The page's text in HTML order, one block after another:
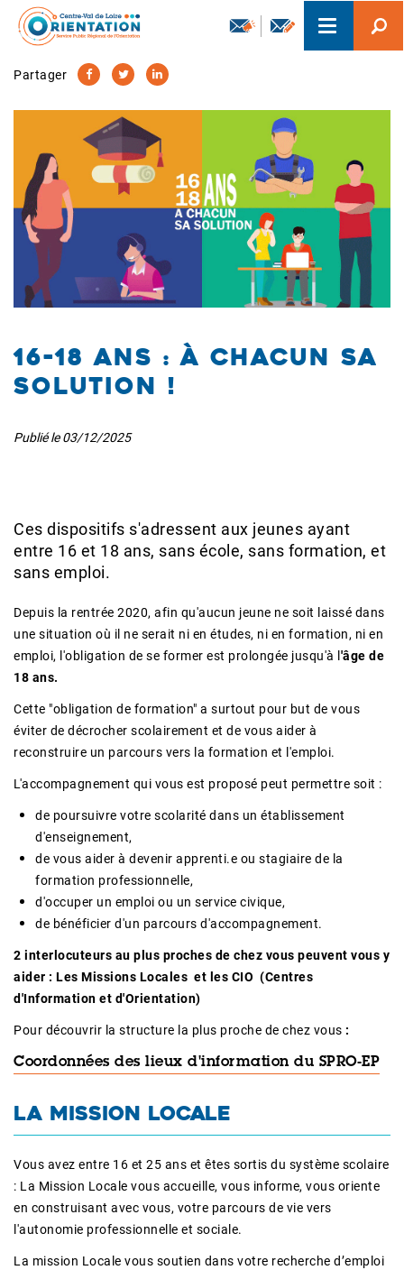
Aller
contenu
principal
Toggle
navigation
Partager
16-18 ans : à chacun sa
solution !
Publié le03/12/2025
Ces dispositifs s'adressent aux jeunes ayant
entre 16 et 18 ans, sans école, sans formation, et
sans emploi.
Depuis la rentrée 2020, afin qu'aucun jeune ne soit laissé dans
une situation où il ne serait ni en études, ni en formation, ni en
emploi, l'obligation de se former est prolongée jusqu'à l 'âge de
18 ans.
Cette "obligation de formation" a surtout pour but de vous
éviter de décrocher scolairement et de vous aider à
reconstruire un parcours vers la formation et l'emploi.
L'accompagnement qui vous est proposé peut permettre soit :
de poursuivre votre scolarité dans un établissement
d'enseignement,
de vous aider à devenir apprenti.e ou stagiaire de la
formation professionnelle,
d'occuper un emploi ou un service civique,
de bénéficier d'un parcours d'accompagnement.
2 interlocuteurs au plus proches de chez vous peuvent vous y
aider : Les Missions Locales et les CIO (Centres
d'Information et d'Orientation)
Pour découvrir la structure la plus proche de chez vous :
Coordonnées des lieux d'information du SPRO-EP
LA MISSION LOCALE
Vous avez entre 16 et 25 ans et êtes sortis du système scolaire
: La Mission Locale vous accueille, vous informe, vous oriente
en construisant avec vous, votre parcours de vie vers
l'autonomie professionnelle et sociale.
La mission Locale vous soutien dans votre recherche d’emploi